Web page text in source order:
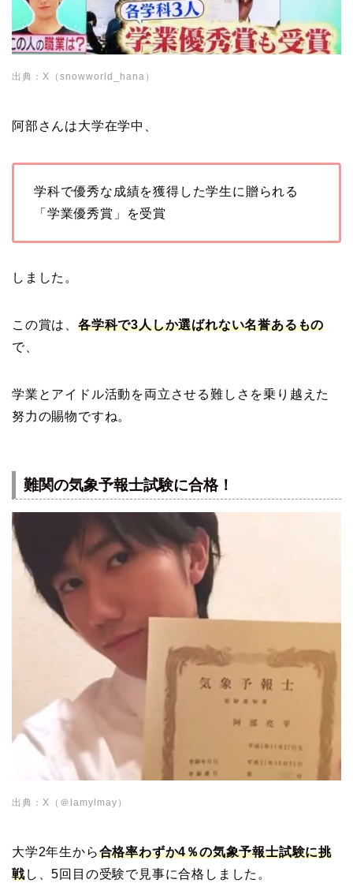
出典：X（snowworld_hana）
阿部さんは大学在学中、
学科で優秀な成績を獲得した学生に贈られる
「学業優秀賞」を受賞
しました。
この賞は、 各学科で3人しか選ばれない名誉あるもの
で、
学業とアイドル活動を両立させる難しさを乗り越えた
努力の賜物ですね。
難関の気象予報士試験に合格！
出典：X（＠lamylmay）
大学2年生から合格率わずか4％の気象予報士試験に挑
戦し、5回目の受験で見事に合格しました。